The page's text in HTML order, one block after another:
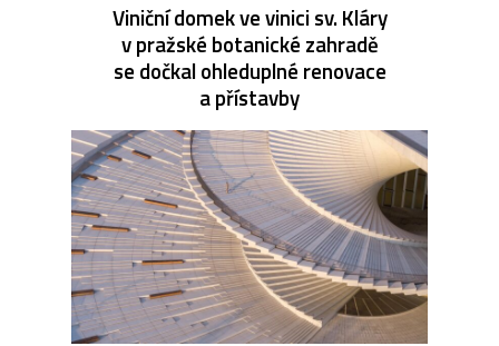
Viniční domek ve vinici sv. Kláry
v pražské botanické zahradě
se dočkal ohleduplné renovace
a přístavby